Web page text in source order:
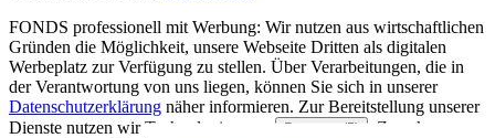
FONDS professionell mit Werbung: Wir nutzen aus wirtschaftlichen
Gründen die Möglichkeit, unsere Webseite Dritten als digitalen
Werbeplatz zur Verfügung zu stellen. Über Verarbeitungen, die in
der Verantwortung von uns liegen, können Sie sich in unserer
Datenschutzerklärung näher informieren. Zur Bereitstellung unserer
Dienste nutzen wir Technologien von
Partnern (5)
. Zwecke: